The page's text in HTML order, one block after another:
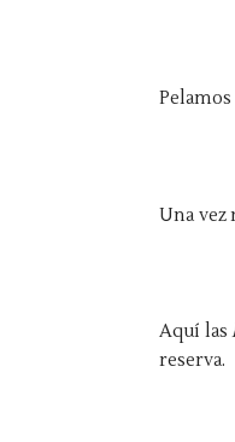
Una vez
Aquí las
reserva.